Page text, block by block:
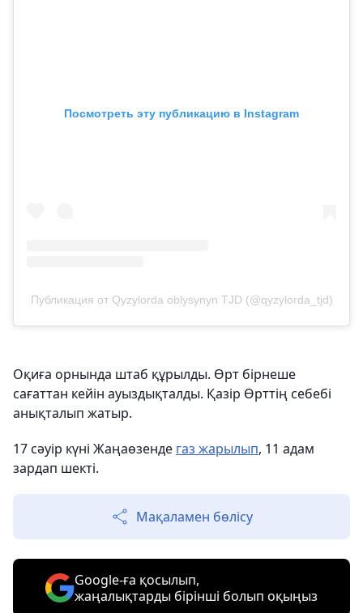
Посмотреть эту публикацию в Instagram
Публикация от Qyzylorda oblysynyn TJD (@qyzylorda_tjd)
Оқиға орнында штаб құрылды. Өрт бірнеше
сағаттан кейін ауыздықталды. Қазір Өрттің себебі
анықталып жатыр.
17 сәуір күні Жаңаөзенде газ жарылып, 11 адам
зардап шекті.
Мақаламен бөлісу
Google-ға қосылып,
жаңалықтарды бірінші болып оқыңыз